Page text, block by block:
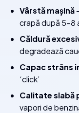
Vârstă mașină
crapă după 5-8
Căldură
degradează
Capac strâns
‘click’
Calitate slabă
vapori de